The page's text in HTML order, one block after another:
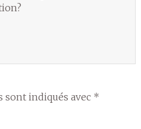
sont indiqués avec *